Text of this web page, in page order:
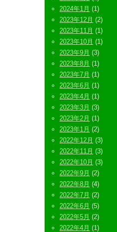
2024年1月 (1)
2023年12月 (2)
2023年11月 (1)
2023年10月 (1)
2023年9月 (3)
2023年8月 (1)
2023年7月 (1)
2023年6月 (1)
2023年4月 (1)
2023年3月 (3)
2023年2月 (1)
2023年1月 (2)
2022年12月 (3)
2022年11月 (3)
2022年10月 (3)
2022年9月 (2)
2022年8月 (4)
2022年7月 (2)
2022年6月 (5)
2022年5月 (2)
2022年4月 (1)